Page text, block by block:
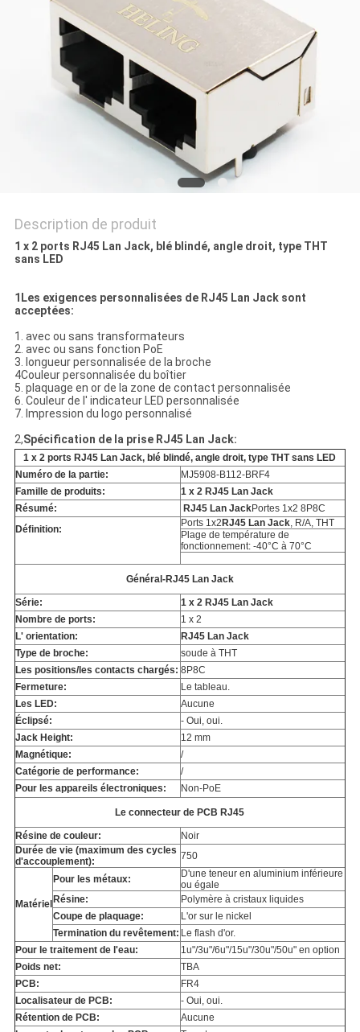
POLITIQUE
MATIÈRE
PROTECTION
VIE
PRIVÉE
Description de produit
1 x 2 ports RJ45 Lan Jack, blé blindé, angle droit, type THT
sans LED
1Les exigences personnalisées de RJ45 Lan Jack sont
acceptées:
1. avec ou sans transformateurs
2. avec ou sans fonction PoE
3. longueur personnalisée de la broche
4Couleur personnalisée du boîtier
5. plaquage en or de la zone de contact personnalisée
6. Couleur de l' indicateur LED personnalisée
7. Impression du logo personnalisé
2,Spécification de la prise RJ45 Lan Jack:
1 x 2 ports RJ45 Lan Jack, blé blindé, angle droit, type THT sans LED
Numéro de la partie:
MJ5908-B112-BRF4
Famille de produits:
1 x 2 RJ45 Lan Jack
Résumé:
RJ45 Lan JackPortes 1x2 8P8C
Définition:
Ports 1x2 RJ45 Lan Jack, R/A, THT
Plage de température de
fonctionnement: -40°C à 70°C
Général-RJ45 Lan Jack
Série:
1 x 2 RJ45 Lan Jack
Nombre de ports:
1 x 2
L' orientation:
RJ45 Lan Jack
Type de broche:
soude à THT
Les positions/les contacts chargés: 8P8C
Fermeture:
Le tableau.
Les LED:
Aucune
Éclipsé:
- Oui, oui.
Jack Height:
12 mm
Magnétique:
/
Catégorie de performance:
/
Pour les appareils électroniques:
Non-PoE
Le connecteur de PCB RJ45
Résine de couleur:
Noir
Durée de vie (maximum des cycles
d'accouplement):
750
Matériel
Pour les métaux:
D'une teneur en aluminium inférieure
ou égale
Résine:
Polymère à cristaux liquides
Coupe de plaquage:
L'or sur le nickel
Termination du revêtement: Le flash d'or.
Pour le traitement de l'eau:
1u"/3u"/6u"/15u"/30u"/50u" en option
Poids net:
TBA
PCB:
FR4
Localisateur de PCB:
- Oui, oui.
Rétention de PCB:
Aucune